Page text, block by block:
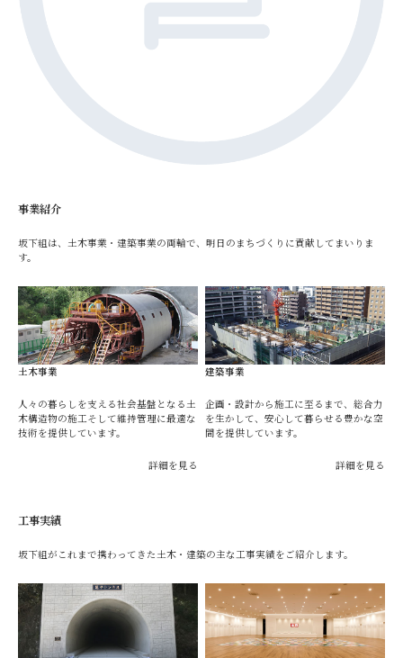
事業紹介
坂下組は、土木事業・建築事業の両輪で、明日のまちづくりに貢献してまいりま
す。
土木事業
人々の暮らしを支える社会基盤となる土
木構造物の施工そして維持管理に最適な
技術を提供しています。
詳細を見る
建築事業
企画・設計から施工に至るまで、総合力
を生かして、安心して暮らせる豊かな空
間を提供しています。
詳細を見る
工事実績
坂下組がこれまで携わってきた土木・建築の主な工事実績をご紹介します。